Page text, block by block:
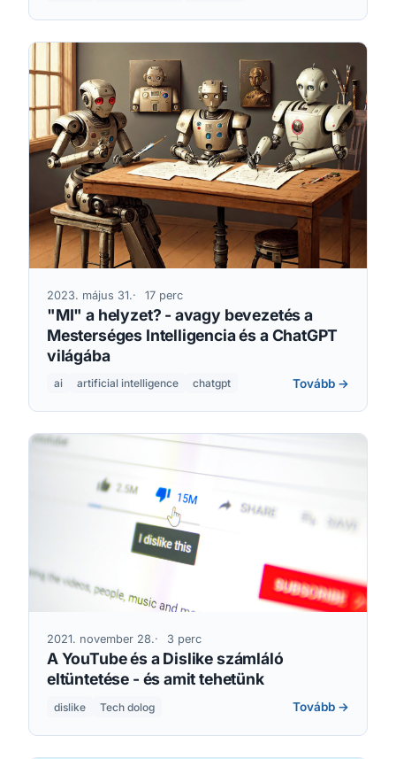
2023. május 31. 17 perc
"MI" a helyzet? - avagy bevezetés a
Mesterséges Intelligencia és a ChatGPT
világába
ai artificial intelligence chatgpt Tovább →
2021. november 28. 3 perc
A YouTube és a Dislike számláló
eltüntetése - és amit tehetünk
dislike Tech dolog Tovább →